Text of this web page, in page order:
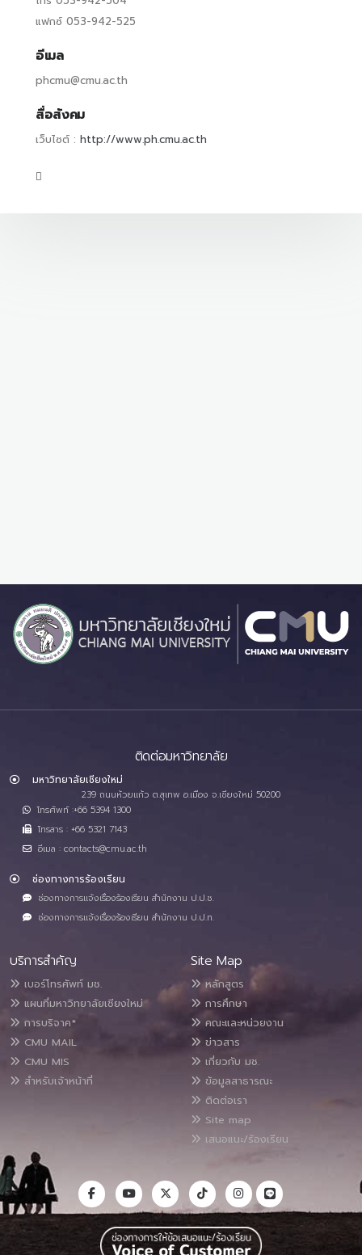
แฟกซ์ 053-942-525
อีเมล
phcmu@cmu.ac.th
สื่อสังคม
เว็บไซต์ : http://www.ph.cmu.ac.th
ติดต่อมหาวิทยาลัย
มหาวิทยาลัยเชียงใหม่
239 ถนนห้วยแก้ว ต.สุเทพ อ.เมือง จ.เชียงใหม่ 50200
โทรศัพท์ :+66 5394 1300
โทรสาร : +66 5321 7143
อีเมล : contacts@cmu.ac.th
ช่องทางการร้องเรียน
ช่องทางการแจ้งเรื่องร้องเรียน สำนักงาน ป.ป.ช.
ช่องทางการแจ้งเรื่องร้องเรียน สำนักงาน ป.ป.ท.
บริการสำคัญ
เบอร์โทรศัพท์ มช.
แผนที่มหาวิทยาลัยเชียงใหม่
การบริจาค*
CMU MAIL
CMU MIS
สำหรับเจ้าหน้าที่
Site Map
หลักสูตร
การศึกษา
คณะและหน่วยงาน
ข่าวสาร
เกี่ยวกับ มช.
ข้อมูลสาธารณะ
ติดต่อเรา
Site map
เสนอแนะ/ร้องเรียน